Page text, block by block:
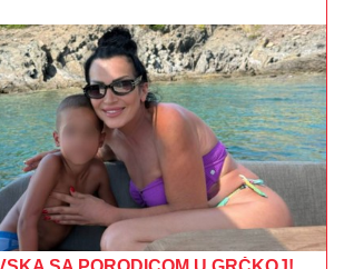
POKAZALA RODNI KRAJ
raznežila mnoge, društvo joj pravi
prizori ostavljaju bez daha: